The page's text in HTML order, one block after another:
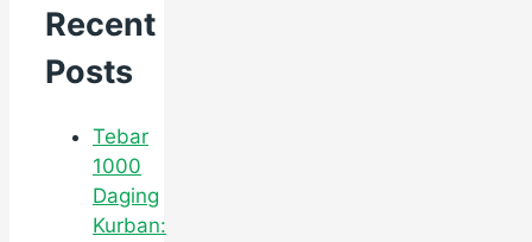
Recent
Posts
Tebar
1000
Daging
Kurban: